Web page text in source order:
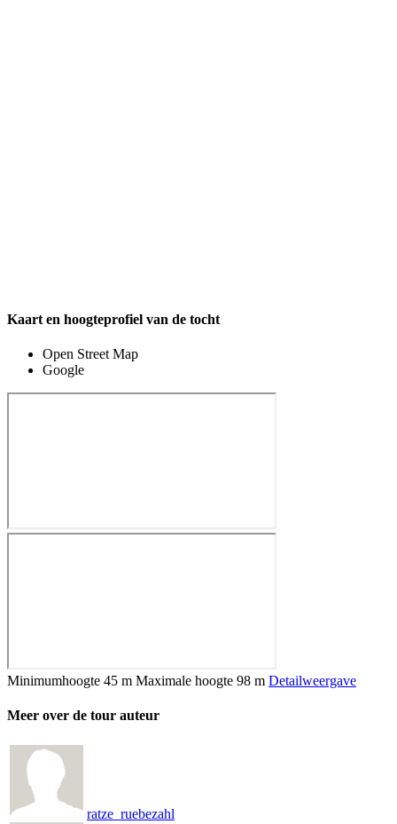
Kaart en hoogteprofiel van de tocht
Open Street Map
Google
Minimumhoogte 45 m Maximale hoogte 98 m Detailweergave
Meer over de tour auteur
ratze_ruebezahl